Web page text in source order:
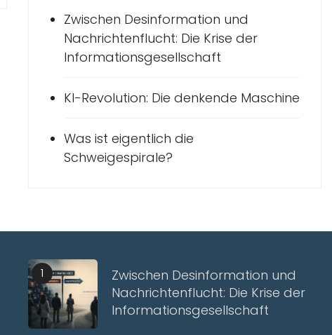
Zwischen Desinformation und
Nachrichtenflucht: Die Krise der
Informationsgesellschaft
KI-Revolution: Die denkende Maschine
Was ist eigentlich die
Schweigespirale?
1
Zwischen Desinformation und
Nachrichtenflucht: Die Krise der
Informationsgesellschaft